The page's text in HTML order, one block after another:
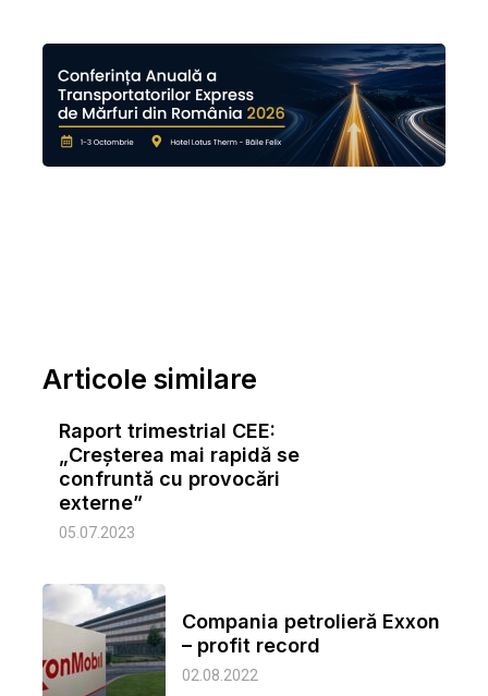
Articole similare
Raport trimestrial CEE:
„Creșterea mai rapidă se
confruntă cu provocări
externe”
05.07.2023
Compania petrolieră Exxon
– profit record
02.08.2022